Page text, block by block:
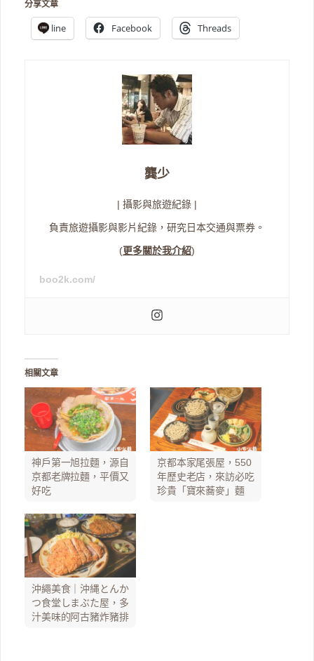
分享文章
line Facebook Threads
龔少
| 攝影與旅遊紀錄 |
負責旅遊攝影與影片紀錄，研究日本交通與票券。
(更多關於我介紹)
boo2k.com/
相關文章
神戶第一旭拉麵，源自
京都老牌拉麵，平價又
好吃
京都本家尾張屋，550
年歷史老店，來訪必吃
珍貴「寶來蕎麥」麵
沖繩美食｜沖縄とんか
つ食堂しまぶた屋，多
汁美味的阿古豬炸豬排